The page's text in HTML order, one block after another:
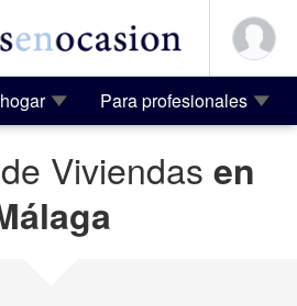
Para profesionales
Viviendas en